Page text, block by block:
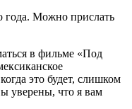
года. Можно прислать
в фильме «Под
это будет, слишком
уверены, что я вам